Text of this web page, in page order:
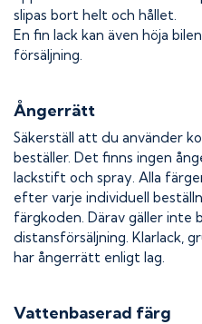
slipas bort helt och hållet.
En fin lack kan även höja
försäljning.
Ångerrätt
Säkerställ att du använder
beställer. Det finns ingen
lackstift och spray. Alla
efter varje individuell
färgkoden. Därav gäller inte
distansförsäljning. Klarlack,
har ångerrätt enligt lag.
Vattenbaserad färg